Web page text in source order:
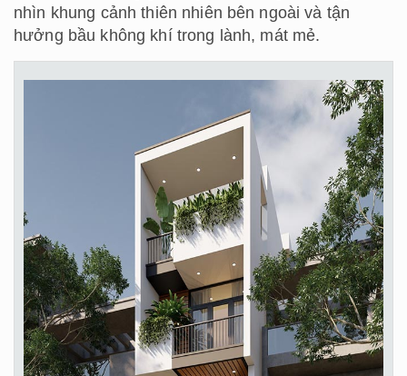
nhìn khung cảnh thiên nhiên bên ngoài và tận
hưởng bầu không khí trong lành, mát mẻ.